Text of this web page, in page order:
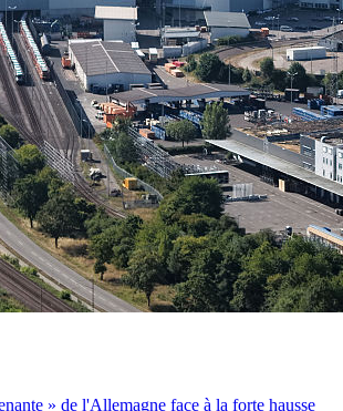
» de l'Allemagne face à la forte hausse